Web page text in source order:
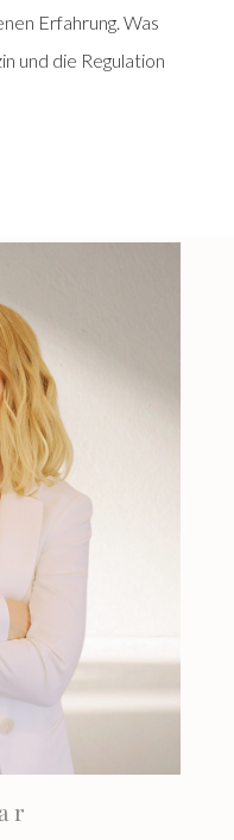
Erfahrung. Was
und die Regulation